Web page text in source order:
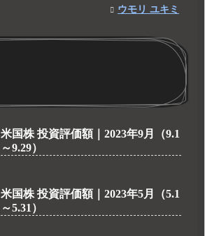
ウモリ ユキミ
米国株 投資評価額｜2023年9月（9.1
～9.29）
米国株 投資評価額｜2023年5月（5.1
～5.31）